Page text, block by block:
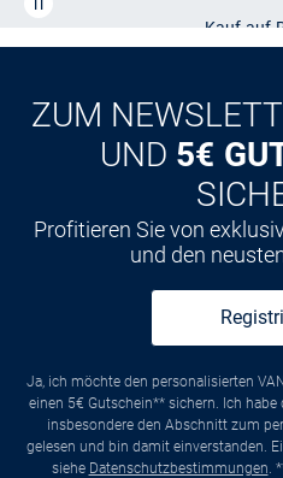
Kauf auf
ZUM
UND 5€
Profitieren Sie von
und den
Ja, ich möchte den personalisierten
einen 5€ Gutschein** sichern. Ich habe
insbesondere den Abschnitt zum
gelesen und bin damit einverstanden.
siehe Datenschutzbestimmungen.